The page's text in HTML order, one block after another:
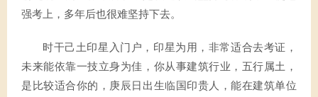
强考上，多年后也很难坚持下去。
时干己土印星入门户，印星为用，非常适合去考证，
未来能依靠一技立身为佳，你从事建筑行业，五行属土，
是比较适合你的，庚辰日出生临国印贵人，能在建筑单位